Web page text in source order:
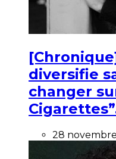
diversifie
changer
28